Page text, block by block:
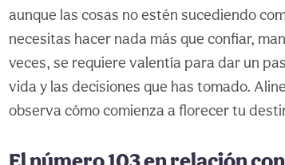
aunque las cosas no estén sucediendo
necesitas hacer nada más que confiar,
veces, se requiere valentía para dar un
vida y las decisiones que has tomado.
observa cómo comienza a florecer tu